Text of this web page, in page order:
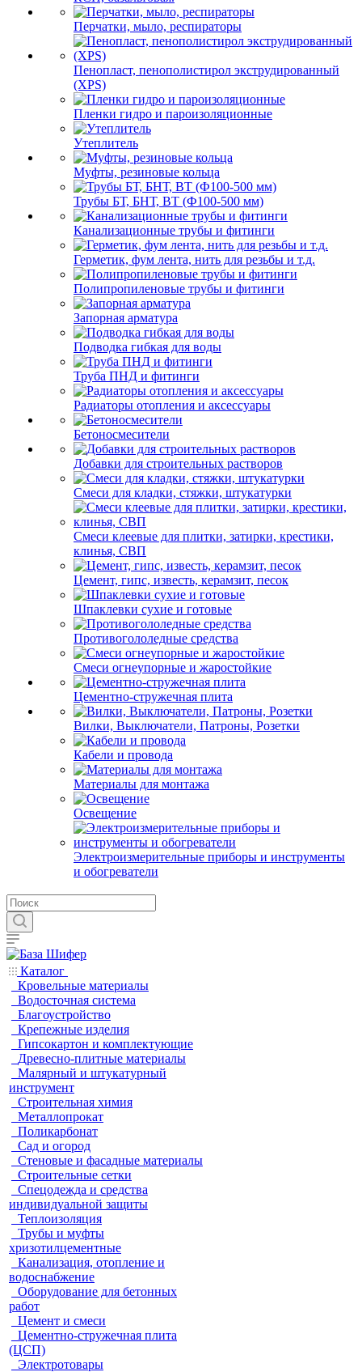
Перчатки, мыло, респираторы
Пенопласт, пенополистирол экструдированный
(XPS)
Пленки гидро и пароизоляционные
Утеплитель
Муфты, резиновые кольца
Трубы БТ, БНТ, ВТ (Ф100-500 мм)
Канализационные трубы и фитинги
Герметик, фум лента, нить для резьбы и т.д.
Полипропиленовые трубы и фитинги
Запорная арматура
Подводка гибкая для воды
Труба ПНД и фитинги
Радиаторы отопления и аксессуары
Бетоносмесители
Добавки для строительных растворов
Смеси для кладки, стяжки, штукатурки
Смеси клеевые для плитки, затирки, крестики,
клинья, СВП
Цемент, гипс, известь, керамзит, песок
Шпаклевки сухие и готовые
Противогололедные средства
Смеси огнеупорные и жаростойкие
Цементно-стружечная плита
Вилки, Выключатели, Патроны, Розетки
Кабели и провода
Материалы для монтажа
Освещение
Электроизмерительные приборы и инструменты
и обогреватели
Каталог
Кровельные материалы
Водосточная система
Благоустройство
Крепежные изделия
Гипсокартон и комплектующие
Древесно-плитные материалы
Малярный и штукатурный
инструмент
Строительная химия
Металлопрокат
Поликарбонат
Сад и огород
Стеновые и фасадные материалы
Строительные сетки
Спецодежда и средства
индивидуальной защиты
Теплоизоляция
Трубы и муфты
хризотилцементные
Канализация, отопление и
водоснабжение
Оборудование для бетонных
работ
Цемент и смеси
Цементно-стружечная плита
(ЦСП)
Электротовары